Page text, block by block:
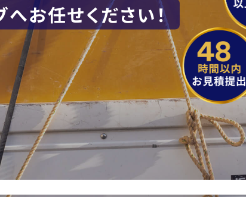
へお任せください！